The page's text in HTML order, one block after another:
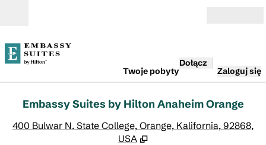
Twoje pobyty
Dołącz
Zaloguj się
Embassy Suites by Hilton Anaheim Orange
400 Bulwar N. State College, Orange, Kalifornia, 92868,
USA